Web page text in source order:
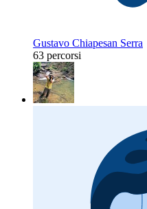
Gustavo Chiapesan Serra
63 percorsi